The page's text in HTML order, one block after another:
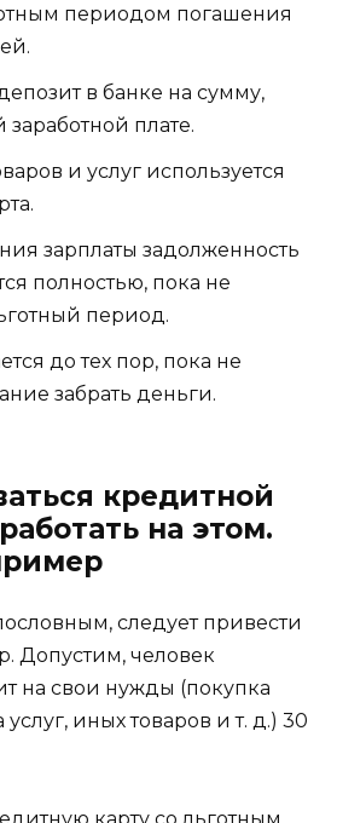
периодом погашения
в банке на сумму,
плате.
и услуг используется
зарплаты задолженность
полностью, пока не
период.
до тех пор, пока не
забрать деньги.
кредитной
на этом.
следует привести
Допустим, человек
на свои нужды (покупка
услуг, иных товаров и т. д.) 30